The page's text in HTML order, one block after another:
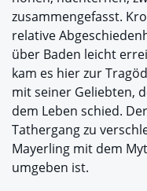
zusammengefasst.
relative
über Baden leicht
kam es hier zur
mit seiner Geliebten,
dem Leben schied.
Tathergang zu
Mayerling mit dem
umgeben ist.